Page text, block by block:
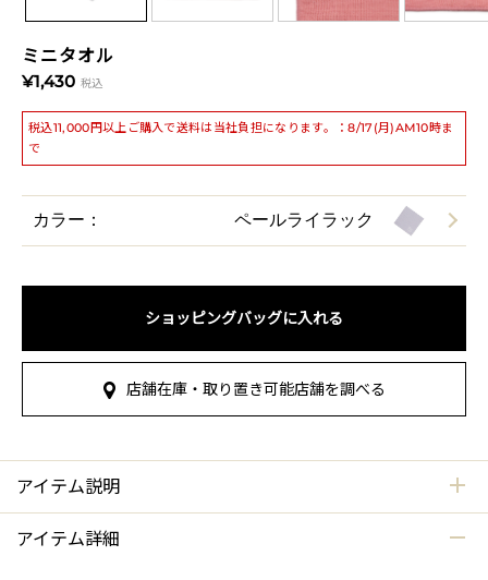
ミニタオル
¥1,430 税込
税込11,000円以上ご購入で送料は当社負担になります。：8/17(月)AM10時ま
で
カラー： ペールライラック
ショッピングバッグに入れる
店舗在庫・取り置き可能店舗を調べる
アイテム説明
アイテム詳細